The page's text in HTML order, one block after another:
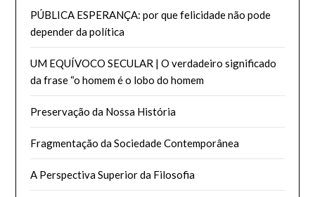
PÚBLICA ESPERANÇA: por que felicidade não pode
depender da política
UM EQUÍVOCO SECULAR | O verdadeiro significado
da frase “o homem é o lobo do homem
Preservação da Nossa História
Fragmentação da Sociedade Contemporânea
A Perspectiva Superior da Filosofia